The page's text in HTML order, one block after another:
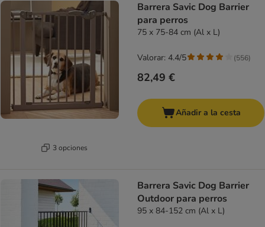
3 opciones
Barrera Savic Dog Barrier
para perros
75 x 75-84 cm (Al x L)
82,49 €
Valorar: 4.4/5 (556)
Añadir a la cesta
Barrera Savic Dog Barrier
Outdoor para perros
95 x 84-152 cm (Al x L)